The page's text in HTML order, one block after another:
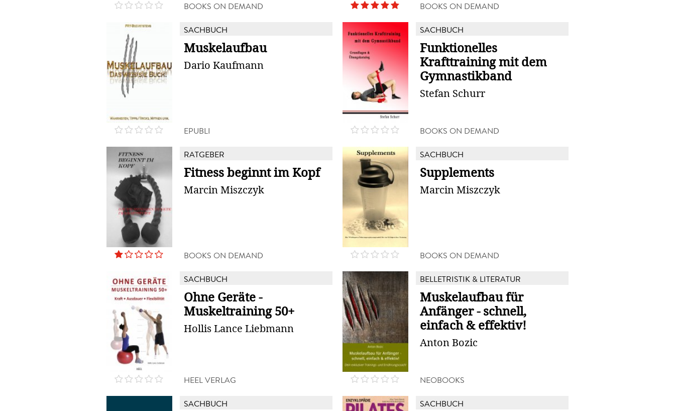
BOOKS ON DEMAND BOOKS ON DEMAND
SACHBUCH
Muskelaufbau
Dario Kaufmann
EPUBLI
SACHBUCH
Funktionelles
Krafttraining mit dem
Gymnastikband
Stefan Schurr
BOOKS ON DEMAND
RATGEBER
Fitness beginnt im Kopf
Marcin Miszczyk
BOOKS ON DEMAND
SACHBUCH
Supplements
Marcin Miszczyk
BOOKS ON DEMAND
SACHBUCH
Ohne Geräte -
Muskeltraining 50+
Hollis Lance Liebmann
HEEL VERLAG
BELLETRISTIK & LITERATUR
Muskelaufbau für
Anfänger - schnell,
einfach & effektiv!
Anton Bozic
NEOBOOKS
SACHBUCH SACHBUCH